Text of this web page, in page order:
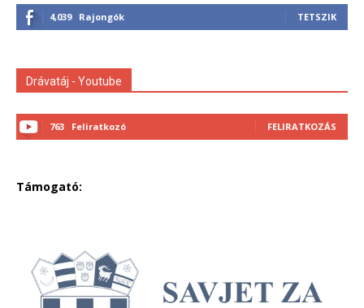
4,039 Rajongók TETSZIK
Drávatáj - Youtube
763 Feliratkozó FELIRATKOZÁS
Támogató: